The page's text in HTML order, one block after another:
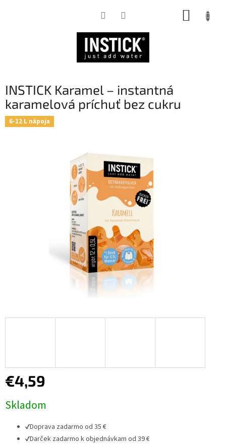
INSTICK Karamel – instantná
karamelová príchuť bez cukru
6-12 L nápoja
€4,59
cena:
Skladom
✔Doprava zadarmo od 35 €
✔Darček zadarmo k objednávkam od 39 €